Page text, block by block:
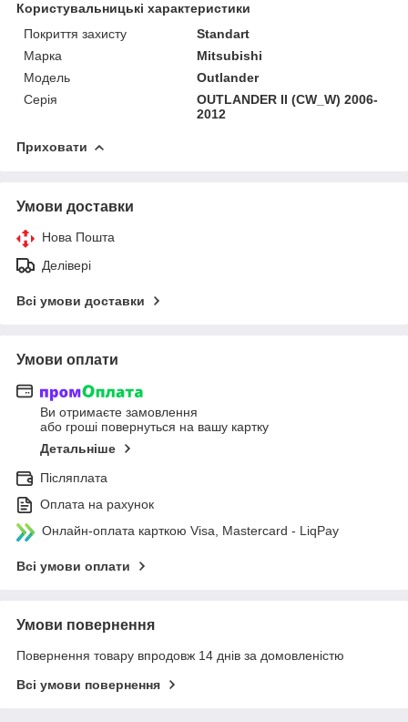
Користувальницькі характеристики
Покриття захисту
Standart
Марка
Mitsubishi
Модель
Outlander
Серія
OUTLANDER II (CW_W) 2006-
2012
Приховати
Умови доставки
Нова Пошта
Делівері
Всі умови доставки
Умови оплати
Ви отримаєте замовлення
або гроші повернуться на вашу картку
Детальніше
Післяплата
Оплата на рахунок
Онлайн-оплата карткою Visa, Mastercard - LiqPay
Всі умови оплати
Умови повернення
Повернення товару впродовж 14 днів за домовленістю
Всі умови повернення